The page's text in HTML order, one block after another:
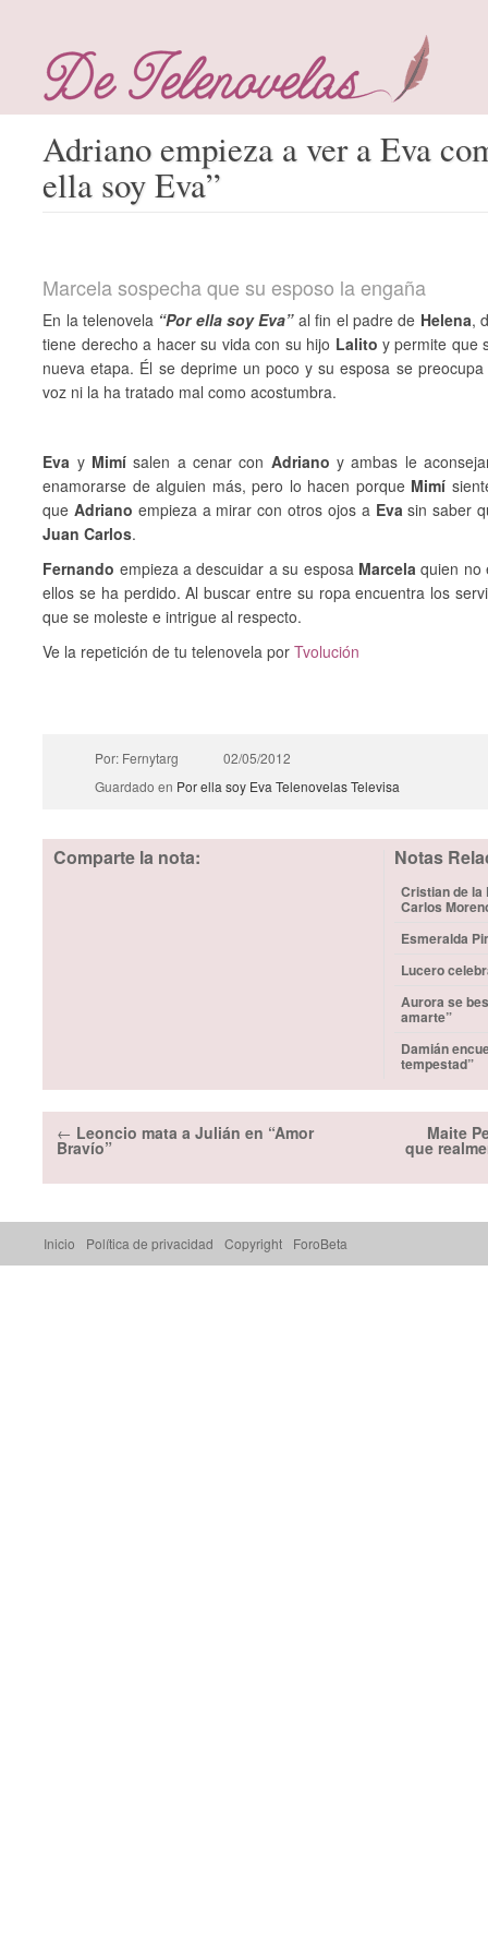
Adriano empieza a ver a Eva
ella soy Eva”
Marcela sospecha que su esposo la engaña
En la telenovela “Por ella soy Eva”al fin el padre de Helena,
tiene derecho a hacer su vida con su hijo Lalito y permite que
nueva etapa. Él se deprime un poco y su esposa se
voz ni la ha tratado mal como acostumbra.
Eva y Mimísalen a cenar con Adriano y ambas le
enamorarse de alguien más, pero lo hacen porque Mimí
queAdriano empieza a mirar con otros ojos a Evasin saber
Juan Carlos.
Fernando empieza a descuidar a su esposa Marcelaquien no
ellos se ha perdido. Al buscar entre su ropa encuentra los
que se moleste e intrigue al respecto.
Ve la repetición de tu telenovela porTvolución
Por: Fernytarg
02/05/2012
Guardado en Por ella soy Eva TelenovelasTelevisa
Comparte la nota: Notas
Cristian de la
Carlos
Esmeralda
Lucero
Aurora se
amarte”
Damián
tempestad”
← Leoncio mata a Julián en “Amor
Bravío”
Maite
que
Inicio Política de privacidad Copyright ForoBeta